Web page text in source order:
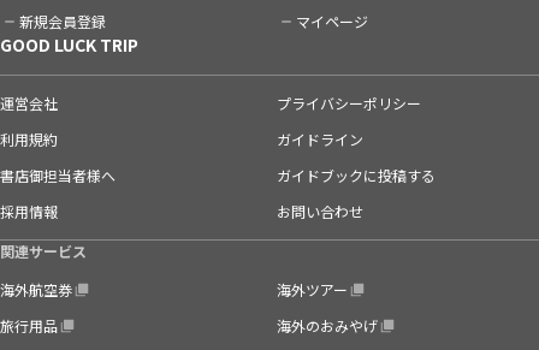
新規会員登録 マイページ
GOOD LUCK TRIP
運営会社
プライバシーポリシー
利用規約
ガイドライン
書店御担当者様へ
ガイドブックに投稿する
採用情報
お問い合わせ
関連サービス
海外航空券
海外ツアー
旅行用品
海外のおみやげ